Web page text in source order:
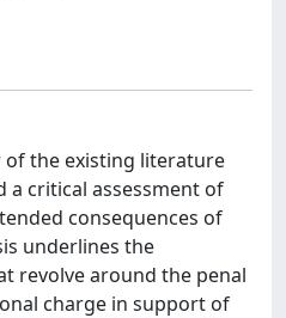
the existing literature
a critical assessment of
consequences of
underlines the
revolve around the penal
charge in support of